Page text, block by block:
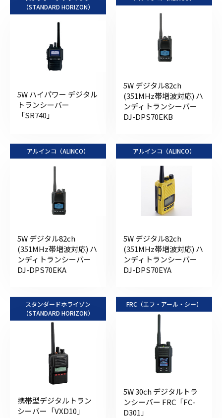
（STANDARD HORIZON）
5W ハイパワー デジタル
トランシーバー
「SR740」
5W デジタル82ch
(351MHz帯増波対応) ハ
ンディトランシーバー
DJ-DPS70EKB
アルインコ（ALINCO）
5W デジタル82ch
(351MHz帯増波対応) ハ
ンディトランシーバー
DJ-DPS70EKA
アルインコ（ALINCO）
5W デジタル82ch
(351MHz帯増波対応) ハ
ンディトランシーバー
DJ-DPS70EYA
スタンダードホライゾン
（STANDARD HORIZON）
携帯型デジタルトラン
シーバー「VXD10」
FRC（エフ・アール・シー）
5W 30ch デジタルトラ
ンシーバー FRC「FC-
D301」